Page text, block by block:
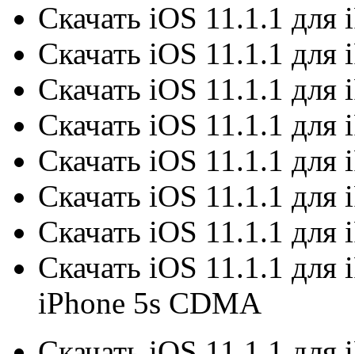
Скачать iOS 11.1.1 для
Скачать iOS 11.1.1 для
Скачать iOS 11.1.1 для
Скачать iOS 11.1.1 для
Скачать iOS 11.1.1 для
Скачать iOS 11.1.1 для
Скачать iOS 11.1.1 для
Скачать iOS 11.1.1 для
iPhone 5s CDMA